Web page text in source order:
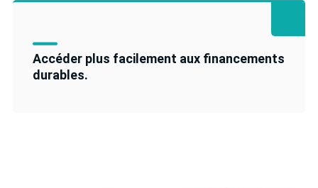
Accéder plus facilement aux financements
durables.